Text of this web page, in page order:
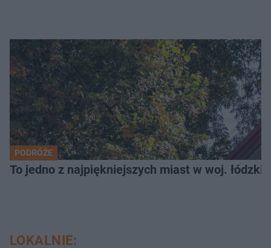
PODRÓŻE
To jedno z najpiękniejszych miast w woj.
LOKALNIE: